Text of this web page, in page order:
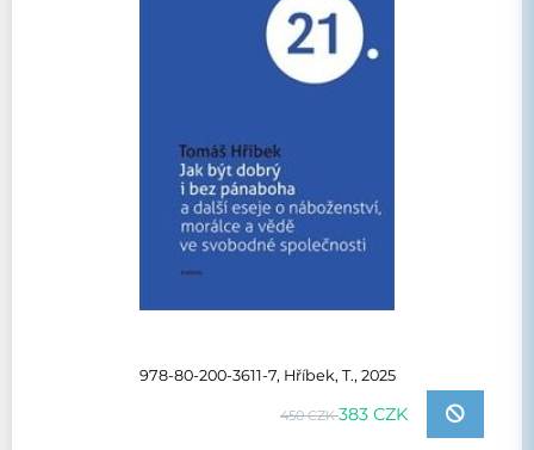
978-80-200-3611-7, Hříbek, T., 2025
450 CZK383 CZK